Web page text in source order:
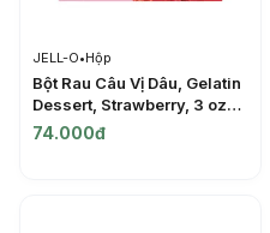
JELL-O•Hộp
Bột Rau Câu Vị Dâu, Gelatin
Dessert, Strawberry, 3 oz
(85g) - JELL-O
74.000đ